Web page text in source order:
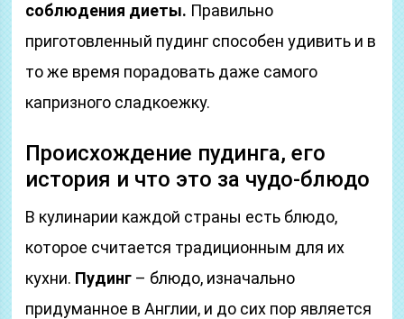
соблюдения диеты. Правильно
приготовленный пудинг способен удивить и в
то же время порадовать даже самого
капризного сладкоежку.
Происхождение пудинга, его
история и что это за чудо-блюдо
В кулинарии каждой страны есть блюдо,
которое считается традиционным для их
кухни. Пудинг – блюдо, изначально
придуманное в Англии, и до сих пор является